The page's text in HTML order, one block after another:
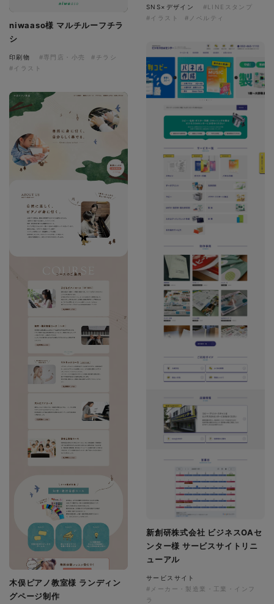
niwaaso様 マルチルーフチラ
シ
印刷物 #専門店・小売
#チラシ
#イラスト
SNS×デザイン
#LINEスタンプ
#イラスト
#ノベルティ
新創研株式会社 ビジネスOAセ
ンター様 サービスサイトリニ
ューアル
サービスサイト
#メーカー・製造業・工業・インフ
ラ
木俣ピアノ教室様 ランディン
グページ制作